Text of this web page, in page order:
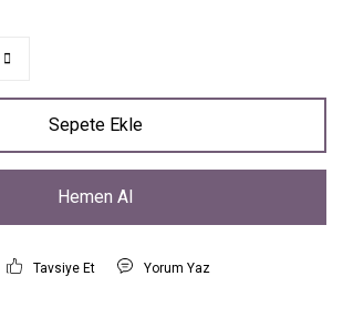
Sepete Ekle
Hemen Al
Tavsiye Et Yorum Yaz